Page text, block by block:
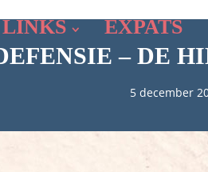
LINKS EXPATS
– DE
5 december